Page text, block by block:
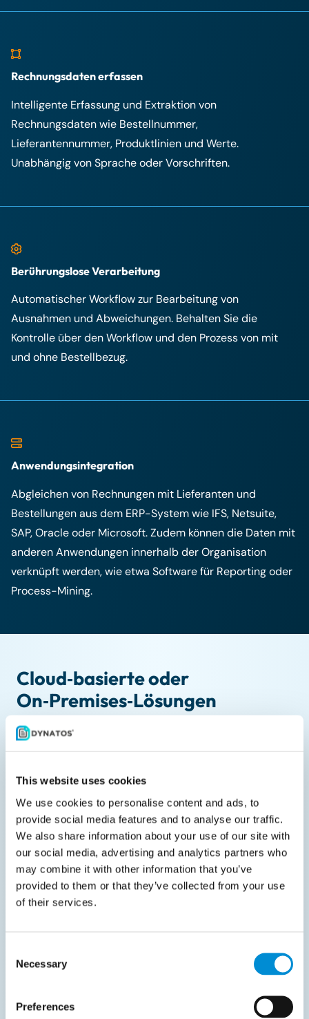
This website uses cookies
We use cookies to personalise content and ads, to
provide social media features and to analyse our traffic.
We also share information about your use of our site with
our social media, advertising and analytics partners who
may combine it with other information that you’ve
provided to them or that they’ve collected from your use
of their services.
Selection
Necessary
Preferences
Rechnungsdaten erfassen
Intelligente Erfassung und Extraktion von
Rechnungsdaten wie Bestellnummer,
Lieferantennummer, Produktlinien und Werte.
Unabhängig von Sprache oder Vorschriften.
Berührungslose Verarbeitung
Automatischer Workflow zur Bearbeitung von
Ausnahmen und Abweichungen. Behalten Sie die
Kontrolle über den Workflow und den Prozess von mit
und ohne Bestellbezug.
Anwendungsintegration
Abgleichen von Rechnungen mit Lieferanten und
Bestellungen aus dem ERP-System wie IFS, Netsuite,
SAP, Oracle oder Microsoft. Zudem können die Daten mit
anderen Anwendungen innerhalb der Organisation
verknüpft werden, wie etwa Software für Reporting oder
Process-Mining.
Cloud‑basierte oder
On‑Premises‑Lösungen
Die Automatisierungssoftware für die
können Rechnungen von überall und über alle Geräte
hinweg genehmigt, abgelehnt oder zur Bearbeitung
angefordert werden. Zudem ermöglicht dies den
Zugriff auf Rechnungen und Finanzdaten, um
strategische Geschäftsentscheidungen auf Basis
genauer Finanzinformationen zu treffen.
Transformation im Finanzwesen voran
erwarten heutzutage von Finanzabteilungen mehr als